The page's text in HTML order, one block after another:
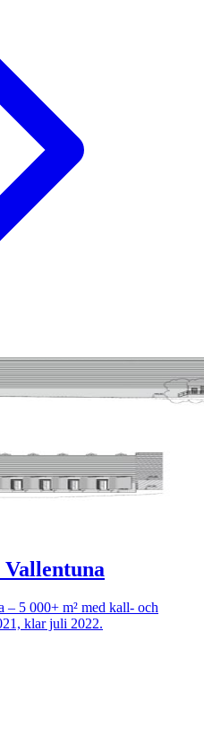
Vallentuna
– 5 000+ m² med kall- och
klar juli 2022.